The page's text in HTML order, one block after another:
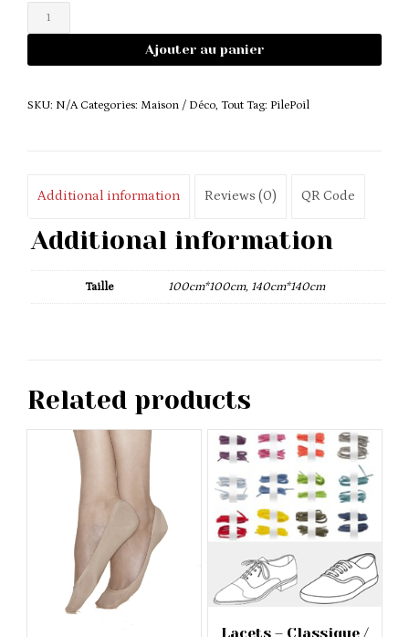
Tapis
étoile
mauve
Ajouter au panier
SKU: N/A Categories: Maison / Déco, Tout Tag: PilePoil
Additional information Reviews (0) QR Code
Additional information
Taille 100cm*100cm, 140cm*140cm
Related products
Lacets – Classique /